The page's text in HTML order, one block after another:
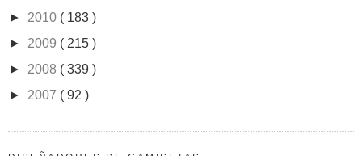
► 2010 ( 183 )
► 2009 ( 215 )
► 2008 ( 339 )
► 2007 ( 92 )